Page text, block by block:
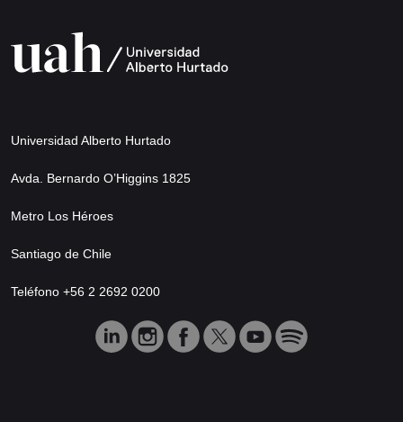
Universidad Alberto Hurtado
Avda. Bernardo O’Higgins 1825
Metro Los Héroes
Santiago de Chile
Teléfono +56 2 2692 0200